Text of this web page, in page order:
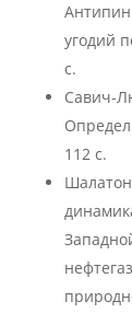
угодий
с.
Савич-
112 с.